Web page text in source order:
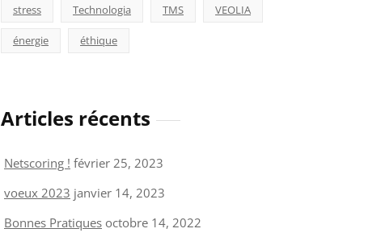
stress Technologia TMS VEOLIA
énergie éthique
Articles récents
Netscoring ! février 25, 2023
voeux 2023 janvier 14, 2023
Bonnes Pratiques octobre 14, 2022